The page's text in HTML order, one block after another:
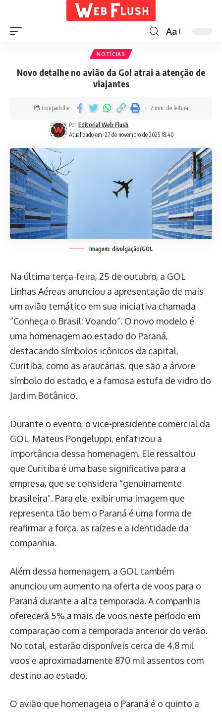
Aa
NOTÍCIAS
Novo detalhe no avião da Gol atrai a atenção de
viajantes
Atualizado em: 27 de novembro de 2025 18:40
Por Editorial Web Flush
Compartilhe 2 min. de leitura
Imagem: divulgação/GOL
Na última terça-feira, 25 de outubro, a GOL
Linhas Aéreas anunciou a apresentação de mais
um avião temático em sua iniciativa chamada
“Conheça o Brasil: Voando”. O novo modelo é
uma homenagem ao estado do Paraná,
destacando símbolos icônicos da capital,
Curitiba, como as araucárias, que são a árvore
símbolo do estado, e a famosa estufa de vidro do
Jardim Botânico.
Durante o evento, o vice-presidente comercial da
GOL, Mateus Pongeluppi, enfatizou a
importância dessa homenagem. Ele ressaltou
que Curitiba é uma base significativa para a
empresa, que se considera “genuinamente
brasileira”. Para ele, exibir uma imagem que
representa tão bem o Paraná é uma forma de
reafirmar a força, as raízes e a identidade da
companhia.
Além dessa homenagem, a GOL também
anunciou um aumento na oferta de voos para o
Paraná durante a alta temporada. A companhia
oferecerá 5% a mais de voos neste período em
comparação com a temporada anterior do verão.
No total, estarão disponíveis cerca de 4,8 mil
voos e aproximadamente 870 mil assentos com
destino ao estado.
O avião que homenageia o Paraná é o quinto a